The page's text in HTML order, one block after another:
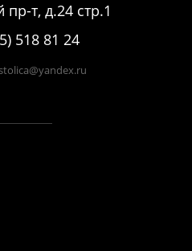
пр-т, д.24 стр.1
518 81 24